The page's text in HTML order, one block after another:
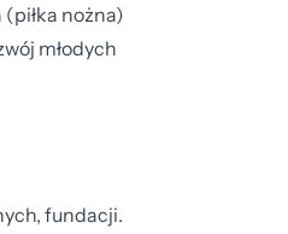
nożna)
młodych
fundacji.